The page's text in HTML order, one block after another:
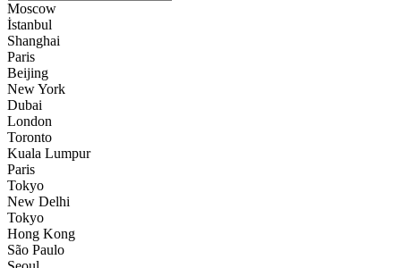
Moscow
İstanbul
Shanghai
Paris
Beijing
New York
Dubai
London
Toronto
Kuala Lumpur
Paris
Tokyo
New Delhi
Tokyo
Hong Kong
São Paulo